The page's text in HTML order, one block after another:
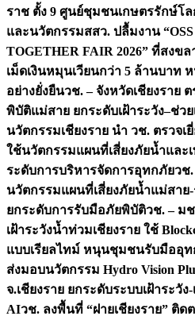
ราช ตั้ง 9 ศูนย์ชุมชนเกษตรรักษ์โ
และนวัตกรรมสสว. ปลื้มงาน
TOGETHER FAIR 2026” ที่สงข
เม็ดเงินหมุนเวียนกว่า 5 ล้านบาท
อย่างยั่งยืนวช. – จังหวัดเชียงราย
พิบัติแม่สาย ยกระดับเฝ้าระวัง–ช่ว
นวัตกรรมเชียงราย นำ วช. ตรวจ
ใช้นวัตกรรมแผนที่เสี่ยงภัยน้ำและ
ระดับการบริหารจัดการอุทกภัยวช.
นวัตกรรมแผนที่เสี่ยงภัยน้ำแม่สา
ยกระดับการรับมือภัยพิบัติวช. – ม
เฝ้าระวังน้ำท่วมเชียงราย ใช้
แบบเรียลไทม์ หนุนชุมชนรับมืออุ
ส่งมอบนวัตกรรม Hydro Vision
จ.เชียงราย ยกระดับระบบเฝ้าระ
AIวช. ลงพื้นที่ “ฝายเชียงราย” ติ